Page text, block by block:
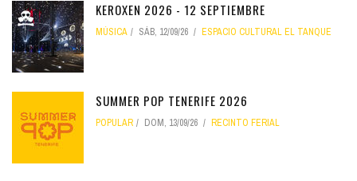
KEROXEN 2026 - 12 SEPTIEMBRE
MÚSICA SÁB, 12/09/26 ESPACIO CULTURAL EL TANQUE
SUMMER POP TENERIFE 2026
POPULAR DOM, 13/09/26 RECINTO FERIAL